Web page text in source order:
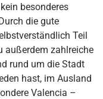
besonderes
die gute
Teil
außerdem zahlreiche
rund um die Stadt
hast, im Ausland
Valencia –